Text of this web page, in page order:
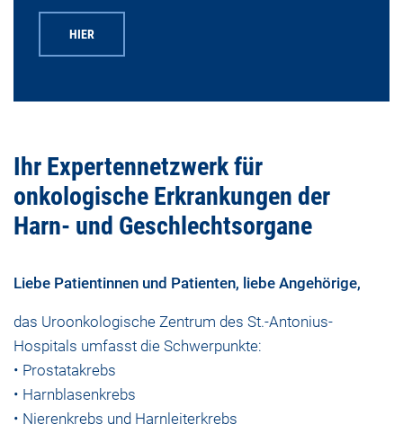
HIER
Ihr Expertennetzwerk für
onkologische Erkrankungen der
Harn- und Geschlechtsorgane
Liebe Patientinnen und Patienten, liebe Angehörige,
das Uroonkologische Zentrum des St.-Antonius-
Hospitals umfasst die Schwerpunkte:
• Prostatakrebs
• Harnblasenkrebs
• Nierenkrebs und Harnleiterkrebs